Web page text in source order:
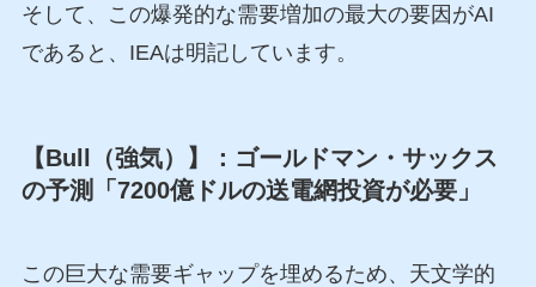
そして、この爆発的な需要増加の最大の要因がAI
であると、IEAは明記しています。
【Bull（強気）】：ゴールドマン・サックス
の予測「7200億ドルの送電網投資が必要」
この巨大な需要ギャップを埋めるため、天文学的